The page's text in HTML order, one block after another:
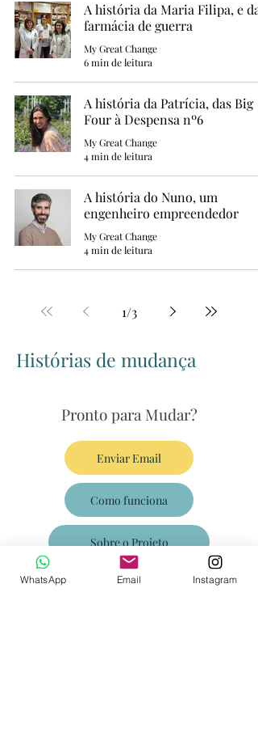
A história da Maria Filipa, e da
farmácia de guerra
My Great Change
6 min de leitura
A história da Patrícia, das Big
Four à Despensa nº6
My Great Change
4 min de leitura
A história do Nuno, um
engenheiro empreendedor
My Great Change
4 min de leitura
1/3
Histórias de mudança
Pronto para Mudar?
Enviar Email
Como funciona
Sobre o Projeto
WhatsApp Email Instagram